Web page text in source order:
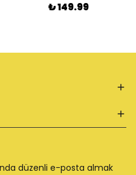
₺ 149.99
düzenli e-posta almak